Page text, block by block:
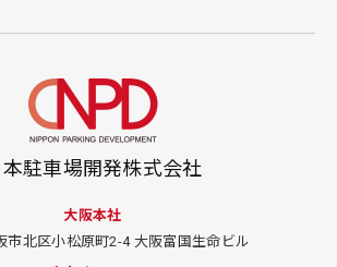
本駐車場開発株式会社
大阪本社
市北区小松原町2-4大阪富国生命ビル